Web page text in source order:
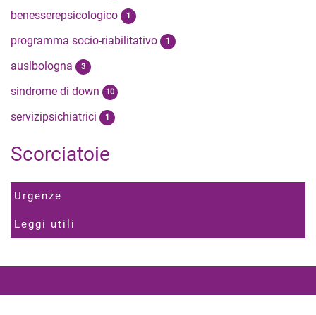
benesserepsicologico 1
programma socio-riabilitativo 1
auslbologna 3
sindrome di down 10
servizipsichiatrici 1
Scorciatoie
Urgenze
Leggi utili